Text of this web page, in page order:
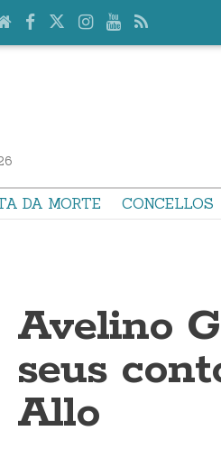
DA MORTE CONCELLOS
Avelino
seus
Allo